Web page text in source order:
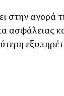
στην αγορά
ασφάλειας